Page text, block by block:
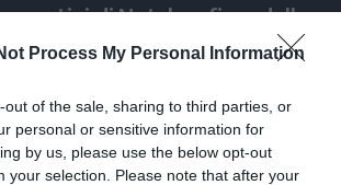
Process My Personal Information
out of the sale, sharing to third parties, or
personal or sensitive information for
by us, please use the below opt-out
your selection. Please note that after your
di Natale e fiera della
le fotografie